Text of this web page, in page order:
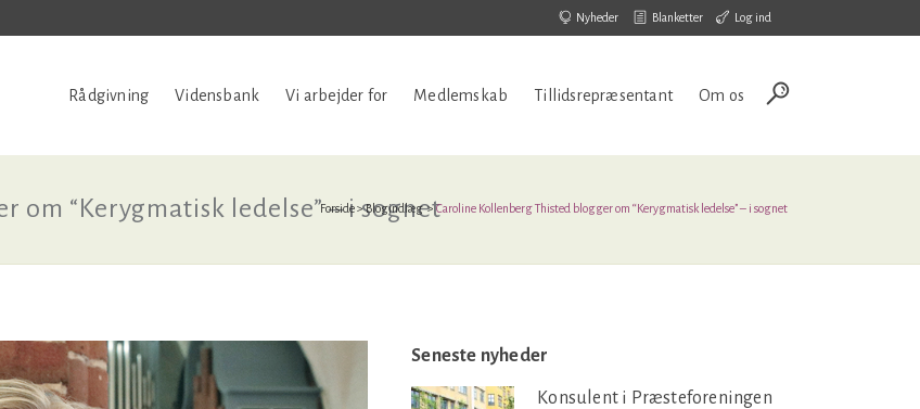
Nyheder Blanketter Log ind
Rådgivning Vidensbank Vi arbejder for Medlemskab Tillidsrepræsentant Om os
om “Kerygmatisk ledelse” – i sognet
Forside>Blogindlæg>Caroline Kollenberg Thisted blogger om “Kerygmatisk ledelse” – i sognet
Seneste nyheder
Konsulent i Præsteforeningen